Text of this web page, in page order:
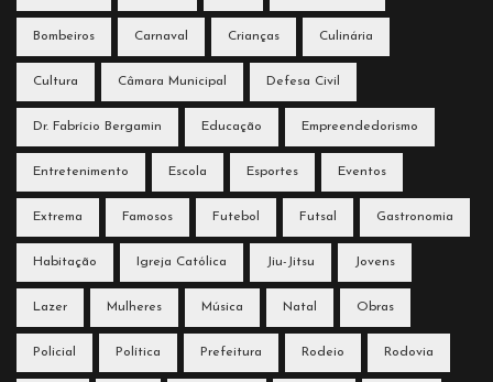
Bombeiros Carnaval Crianças Culinária
Cultura Câmara Municipal Defesa Civil
Dr. Fabrício Bergamin Educação Empreendedorismo
Entretenimento Escola Esportes Eventos
Extrema Famosos Futebol Futsal Gastronomia
Habitação Igreja Católica Jiu-Jitsu Jovens
Lazer Mulheres Música Natal Obras
Policial Política Prefeitura Rodeio Rodovia